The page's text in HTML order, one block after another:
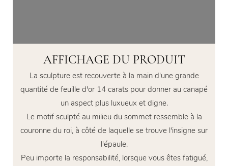
AFFICHAGE DU PRODUIT
La sculpture est recouverte à la main d'une grande
quantité de feuille d'or 14 carats pour donner au canapé
un aspect plus luxueux et digne.
Le motif sculpté au milieu du sommet ressemble à la
couronne du roi, à côté de laquelle se trouve l'insigne sur
l'épaule.
Peu importe la responsabilité, lorsque vous êtes fatigué,